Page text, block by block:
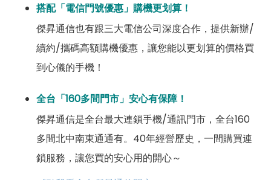
搭配「電信門號優惠」購機更划算！
傑昇通信也有跟三大電信公司深度合作，提供新辦/
續約/攜碼高額購機優惠，讓您能以更划算的價格買
到心儀的手機！
全台「160多間門市」安心有保障！
傑昇通信是全台最大連鎖手機/通訊門市，全台160
多間北中南東通通有。40年經營歷史，一間購買連
鎖服務，讓您買的安心用的開心～